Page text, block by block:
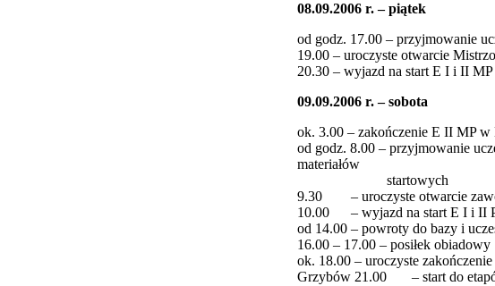
08.09.2006 r. – piątek
od godz. 17.00 – przyjmowanie
19.00 – uroczyste otwarcie
20.30 – wyjazd na start E I i II
09.09.2006 r. – sobota
ok. 3.00 – zakończenie E II MP
od godz. 8.00 – przyjmowanie
materiałów
startowych
9.30 – uroczyste otwarcie
10.00 – wyjazd na start E I i II
od 14.00 – powroty do bazy i
16.00 – 17.00 – posiłek obiadowy
ok. 18.00 – uroczyste
Grzybów 21.00 – start do